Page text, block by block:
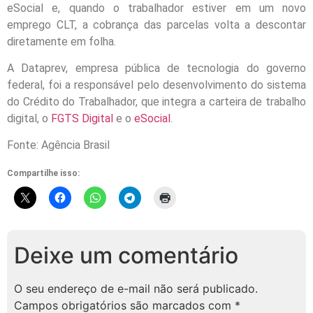
eSocial e, quando o trabalhador estiver em um novo
emprego CLT, a cobrança das parcelas volta a descontar
diretamente em folha.
A Dataprev, empresa pública de tecnologia do governo
federal, foi a responsável pelo desenvolvimento do sistema
do Crédito do Trabalhador, que integra a carteira de trabalho
digital, o FGTS Digital e o eSocial.
Fonte: Agência Brasil
Compartilhe isso:
Deixe um comentário
O seu endereço de e-mail não será publicado.
Campos obrigatórios são marcados com *